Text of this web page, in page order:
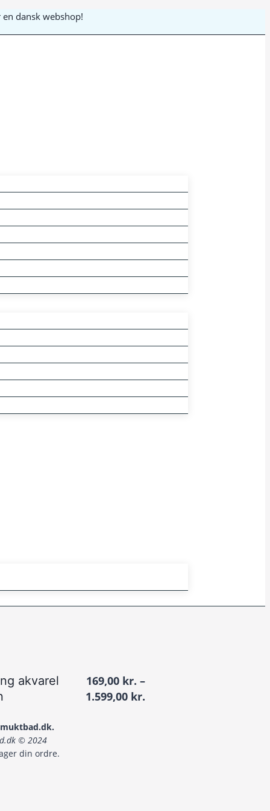
dansk webshop!
akvarel
169,00 kr. –
1.599,00 kr.
© 2024
din ordre.